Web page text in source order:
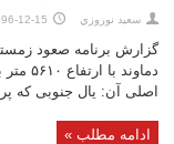
سعيد نوروزي 12-15
گزارش برنامه صعود
اصلی آن: یال جنوبی که
ادامه مطلب »